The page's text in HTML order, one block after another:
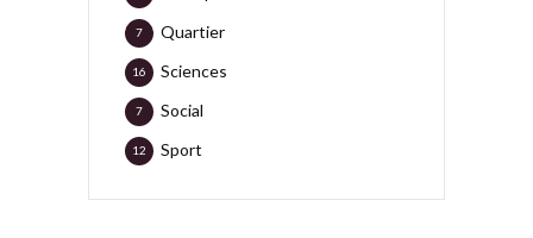
Quartier
7
Sciences
16
Social
7
Sport
12